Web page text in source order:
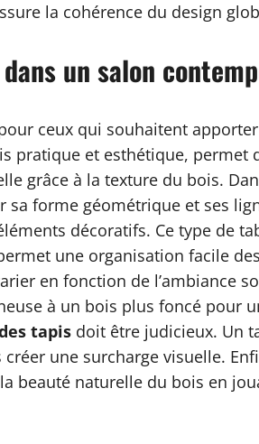
la cohérence du design
un salon
ceux qui souhaitent
pratique et esthétique, permet
grâce à la texture du bois.
sa forme géométrique et ses
décoratifs. Ce type de
une organisation facile
en fonction de l’ambiance
à un bois plus foncé pour
tapis doit être judicieux. Un
une surcharge visuelle.
beauté naturelle du bois en